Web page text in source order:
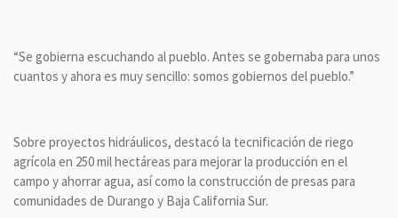
“Se gobierna escuchando al pueblo. Antes se gobernaba para unos
cuantos y ahora es muy sencillo: somos gobiernos del pueblo.”
Sobre proyectos hidráulicos, destacó la tecnificación de riego
agrícola en 250 mil hectáreas para mejorar la producción en el
campo y ahorrar agua, así como la construcción de presas para
comunidades de Durango y Baja California Sur.